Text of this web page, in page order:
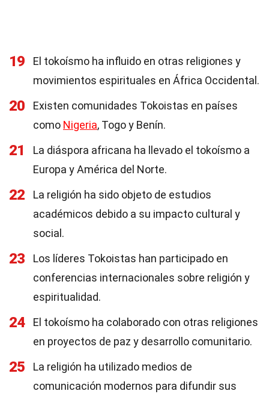
19
El tokoísmo ha influido en otras religiones y
movimientos espirituales en África Occidental.
20
Existen comunidades Tokoistas en países
como Nigeria, Togo y Benín.
21
La diáspora africana ha llevado el tokoísmo a
Europa y América del Norte.
22
La religión ha sido objeto de estudios
académicos debido a su impacto cultural y
social.
23
Los líderes Tokoistas han participado en
conferencias internacionales sobre religión y
espiritualidad.
24
El tokoísmo ha colaborado con otras religiones
en proyectos de paz y desarrollo comunitario.
25
La religión ha utilizado medios de
comunicación modernos para difundir sus